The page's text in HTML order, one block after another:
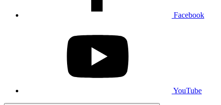
Facebook
YouTube